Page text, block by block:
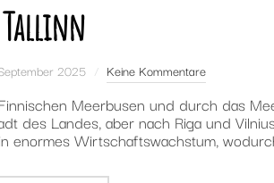
Tallinn
2025 Keine Kommentare
Meerbusen und durch das
des Landes, aber nach Riga und
enormes Wirtschaftswachstum,